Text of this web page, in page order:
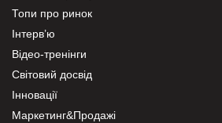
Топи про ринок
Інтерв’ю
Відео-тренінги
Світовий досвід
Інновації
Маркетинг&Продажі